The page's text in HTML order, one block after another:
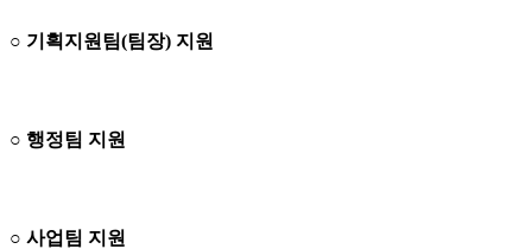
○ 기획지원팀(팀장) 지원
○ 행정팀 지원
○ 사업팀 지원